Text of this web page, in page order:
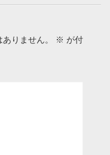
りません。 ※ が付